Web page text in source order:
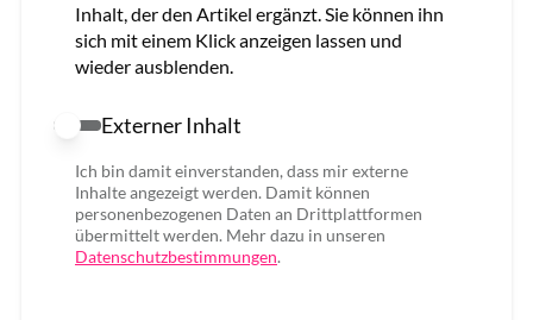
Inhalt, der den Artikel ergänzt. Sie können ihn
sich mit einem Klick anzeigen lassen und
wieder ausblenden.
Externer Inhalt erlauben
Externer Inhalt
Ich bin damit einverstanden, dass mir externe
Inhalte angezeigt werden. Damit können
personenbezogenen Daten an Drittplattformen
übermittelt werden. Mehr dazu in unseren
Datenschutzbestimmungen.